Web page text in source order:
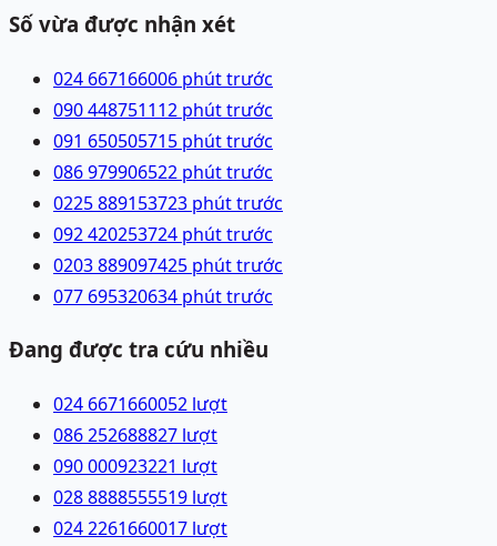
Số vừa được nhận xét
024 667166006 phút trước
090 448751112 phút trước
091 650505715 phút trước
086 979906522 phút trước
0225 889153723 phút trước
092 420253724 phút trước
0203 889097425 phút trước
077 695320634 phút trước
Đang được tra cứu nhiều
024 6671660052 lượt
086 252688827 lượt
090 000923221 lượt
028 8888555519 lượt
024 2261660017 lượt